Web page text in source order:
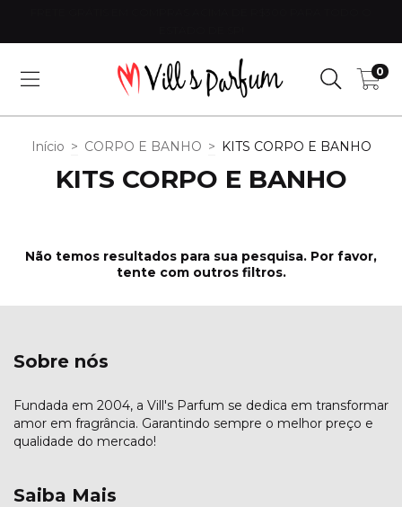
0
Início > CORPO E BANHO > KITS CORPO E BANHO
KITS CORPO E BANHO
Não temos resultados para sua pesquisa. Por favor,
tente com outros filtros.
Sobre nós
Fundada em 2004, a Vill's Parfum se dedica em transformar
amor em fragrância. Garantindo sempre o melhor preço e
qualidade do mercado!
Saiba Mais